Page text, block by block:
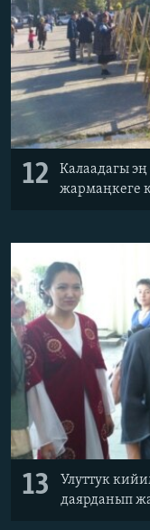
12
Калаадагы
жармаңкеге
13
Улуттук
даярданып